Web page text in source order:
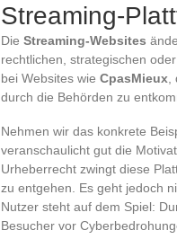
Streaming-
Die Streaming-Websites
rechtlichen, strategischen
bei Websites wie CpasMieux
durch die Behörden zu
Nehmen wir das konkrete
veranschaulicht gut die
Urheberrecht zwingt diese
zu entgehen. Es geht jedoch
Nutzer steht auf dem Spiel:
Besucher vor